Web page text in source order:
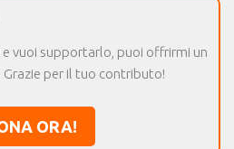
vuoi supportarlo, puoi offrirmi un
per il tuo contributo!
ORA!